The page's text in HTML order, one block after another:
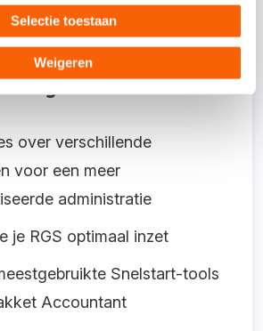
Selectie toestaan
Weigeren
Volg dan de training
het vervolg.
over verschillende
voor een meer
administratie
je RGS optimaal inzet
Snelstart-tools
Accountant